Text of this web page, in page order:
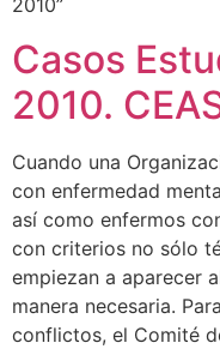
2010”
Casos
2010.
Cuando una
con enfermedad
así como enfermos
con criterios no sólo
empiezan a aparecer
manera necesaria.
conflictos, el Comité